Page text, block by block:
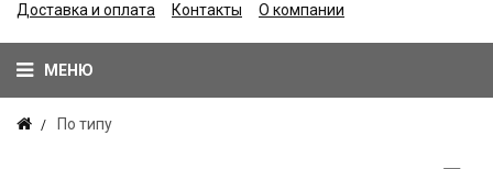
Доставка и оплата Контакты О компании
МЕНЮ
По типу